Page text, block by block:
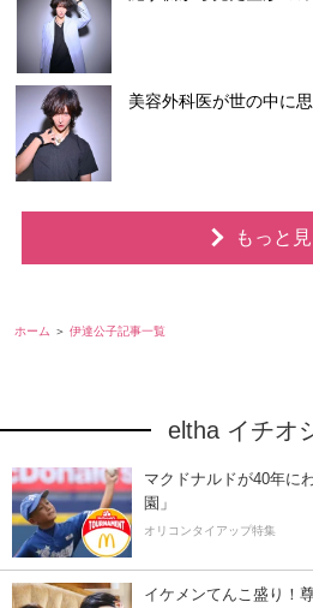
美容外科医が世の中に
もっと
ホーム 伊達公子記事一覧
eltha イチオ
マクドナルドが40年に
園」
オリコンタイアップ特集
イケメンてんこ盛り！